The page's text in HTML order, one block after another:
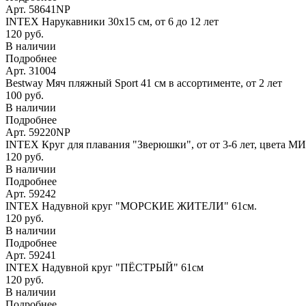
Арт. 58641NP
INTEX Нарукавники 30х15 см, от 6 до 12 лет
120 руб.
В наличии
Подробнее
Арт. 31004
Bestway Мяч пляжный Sport 41 см в ассортименте, от 2 лет
100 руб.
В наличии
Подробнее
Арт. 59220NP
INTEX Круг для плавания "Зверюшки", от от 3-6 лет, цвета
120 руб.
В наличии
Подробнее
Арт. 59242
INTEX Надувной круг "МОРСКИЕ ЖИТЕЛИ" 61см.
120 руб.
В наличии
Подробнее
Арт. 59241
INTEX Надувной круг "ПЁСТРЫЙ" 61см
120 руб.
В наличии